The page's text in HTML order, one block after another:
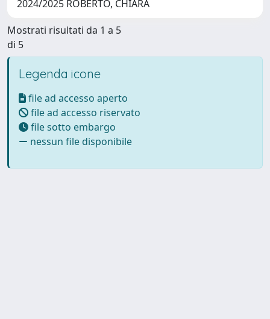
2024/2025 ROBERTO, CHIARA
Mostrati risultati da 1 a 5
di 5
Legenda icone
file ad accesso aperto
file ad accesso riservato
file sotto embargo
nessun file disponibile